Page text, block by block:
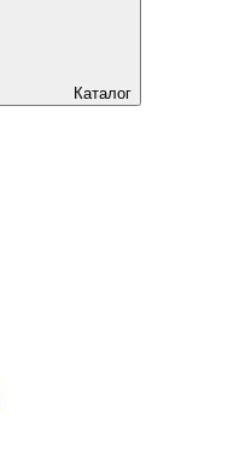
Каталог